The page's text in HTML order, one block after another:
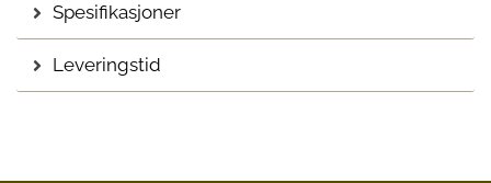
antallSpesifikasjoner
Leveringstid